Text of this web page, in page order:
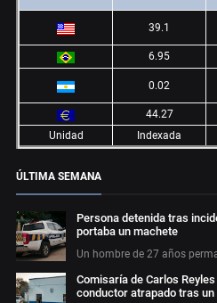
39.1
6.95
0.02
44.27
Unidad
Indexada
ÚLTIMA SEMANA
Persona detenida tras
portaba un machete
Un hombre de 27 años
Comisaría de Carlos
conductor atrapado tras